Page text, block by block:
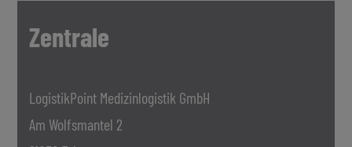
Zentrale
LogistikPoint Medizinlogistik GmbH
Am Wolfsmantel 2